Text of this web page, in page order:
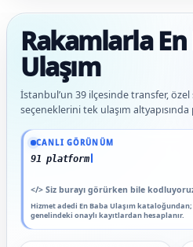
Rakamlarla En
Ulaşım
İstanbul’un 39 ilçesinde transfer, özel
seçeneklerini tek ulaşım altyapısında
CANLI GÖRÜNÜM
91 platform genelinde onayl
</> Siz burayı görürken bile
Hizmet adedi En Baba Ulaşım
genelindeki onaylı kayıtlardan hesaplanır.
Güncel veriler: 1.291+ En Baba ağı